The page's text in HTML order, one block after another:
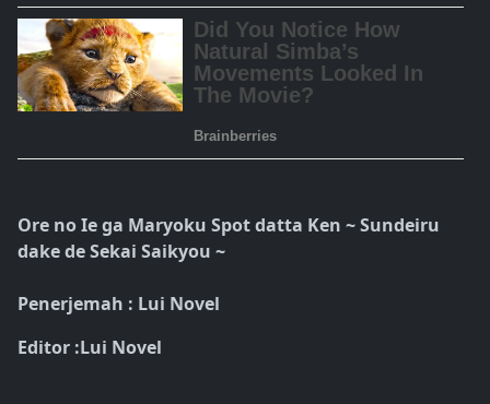
Ore no Ie ga Maryoku Spot datta Ken ~ Sundeiru
dake de Sekai Saikyou ~
Penerjemah : Lui Novel
Editor :Lui Novel